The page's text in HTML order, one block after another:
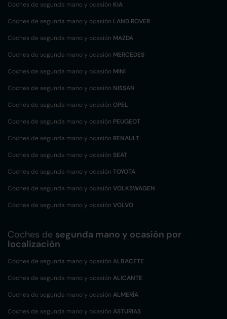
Coches de segunda mano y ocasión KIA
Coches de segunda mano y ocasión LAND ROVER
Coches de segunda mano y ocasión MAZDA
Coches de segunda mano y ocasión MERCEDES
Coches de segunda mano y ocasión MINI
Coches de segunda mano y ocasión NISSAN
Coches de segunda mano y ocasión OPEL
Coches de segunda mano y ocasión PEUGEOT
Coches de segunda mano y ocasión RENAULT
Coches de segunda mano y ocasión SEAT
Coches de segunda mano y ocasión TOYOTA
Coches de segunda mano y ocasión VOLKSWAGEN
Coches de segunda mano y ocasión VOLVO
Coches de segunda mano y ocasión por
localización
Coches de segunda mano y ocasión ALBACETE
Coches de segunda mano y ocasión ALICANTE
Coches de segunda mano y ocasión ALMERÍA
Coches de segunda mano y ocasión ASTURIAS